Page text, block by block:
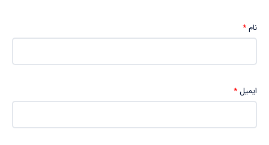
نام*
ایمیل*